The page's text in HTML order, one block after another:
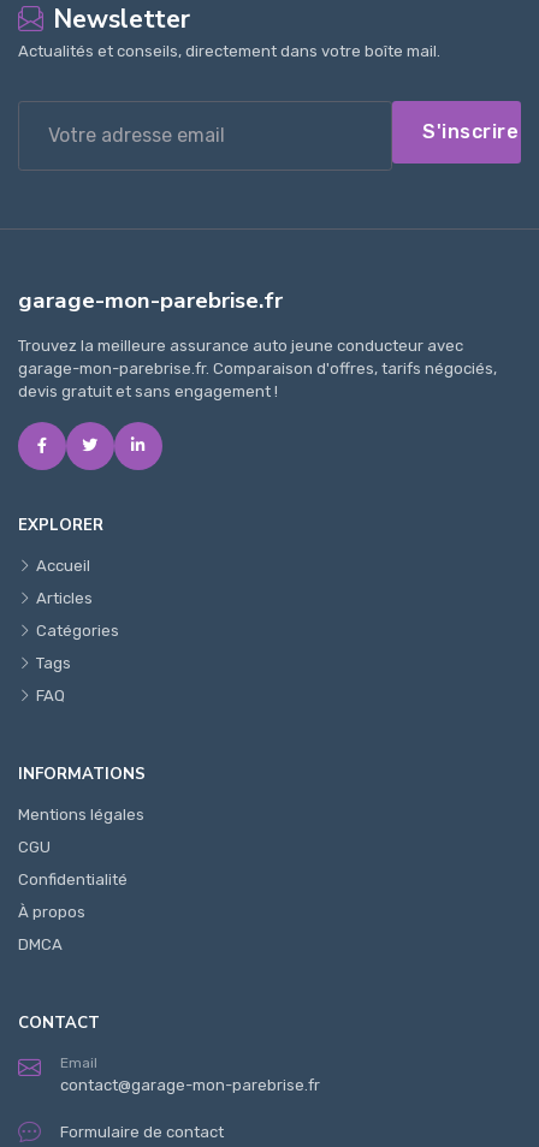
Newsletter
Actualités et conseils, directement dans votre boîte mail.
S'inscrire
garage-mon-parebrise.fr
Trouvez la meilleure assurance auto jeune conducteur avec
garage-mon-parebrise.fr. Comparaison d'offres, tarifs négociés,
devis gratuit et sans engagement !
EXPLORER
Accueil
Articles
Catégories
Tags
FAQ
INFORMATIONS
Mentions légales
CGU
Confidentialité
À propos
DMCA
CONTACT
Email
contact@garage-mon-parebrise.fr
Formulaire de contact